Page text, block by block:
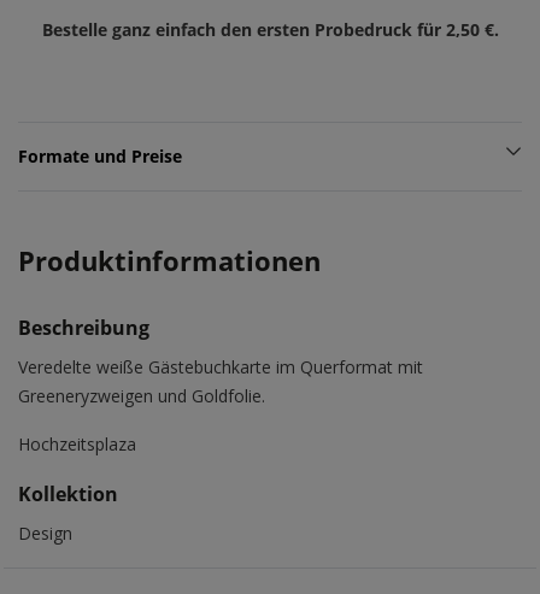
Bestelle ganz einfach den ersten Probedruck für 2,50 €.
Formate und Preise
Produktinformationen
Beschreibung
Veredelte weiße Gästebuchkarte im Querformat mit
Greeneryzweigen und Goldfolie.
Hochzeitsplaza
Kollektion
Design